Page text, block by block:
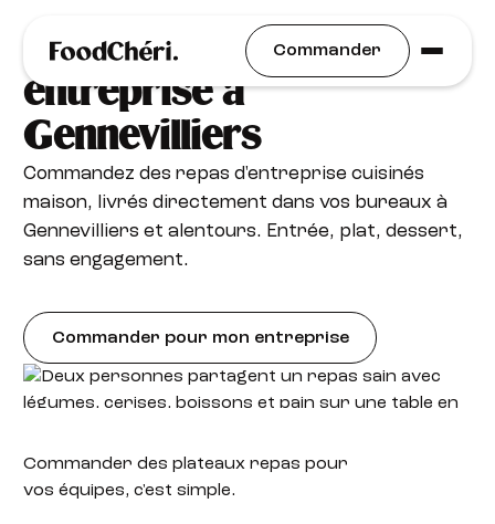
Commander
Plateaux repas livrés en
entreprise à
Gennevilliers
Commandez des repas d'entreprise cuisinés
maison, livrés directement dans vos bureaux à
Gennevilliers et alentours. Entrée, plat, dessert,
sans engagement.
Commander pour mon entreprise
Commander des plateaux repas pour
vos équipes, c'est simple.